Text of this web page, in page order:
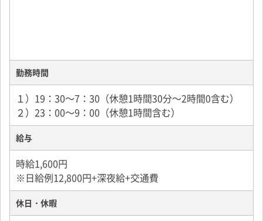
勤務時間
１）19：30～7：30（休憩1時間30分～2時間0含む）
２）23：00～9：00（休憩1時間含む）
給与
時給1,600円
※日給例12,800円+深夜給+交通費
休日・休暇